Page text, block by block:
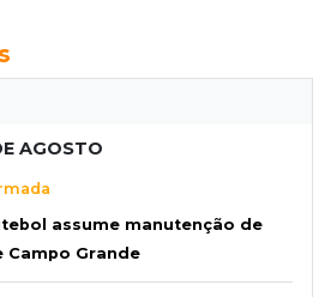
AGOSTO
assume manutenção de
Grande